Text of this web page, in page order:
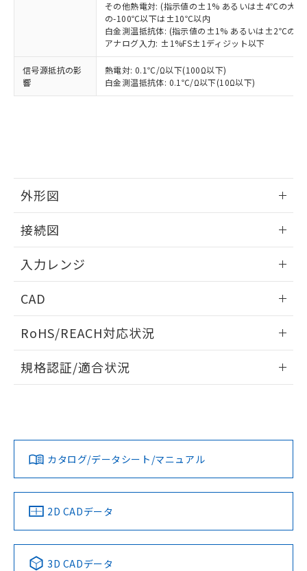
その他熱電対: (指示値の±1% あるいは±4℃の大き
の-100℃以下は±10℃以内
白金測温抵抗体: (指示値の±1% あるいは±2℃の大
アナログ入力: ±1%FS±1ディジット以下
信号源抵抗の影
響
熱電対: 0.1℃/Ω以下(100Ω以下)
白金測温抵抗体: 0.1℃/Ω以下(10Ω以下)
外形図
接続図
入力レンジ
CAD
ドすることができます。
ログイン/会員登録
ダウンロードデータをご利用いただく前に、以下を必ずお読
みください。
ソフトウェアの使用条件
RoHS/REACH対応状況
EU RoHS 注意事項・凡例
対応済み
中国 RoHS 注意事項・凡例
規格認証/適合状況
LR型式承認
（イギリス
船舶規格）
DNV型式承認
（ノルウェー
BV型式承認
（フランス
KR型式
（韓国
No No No No
カタログ/データシート/マニュアル
2D CADデータ
3D CADデータ